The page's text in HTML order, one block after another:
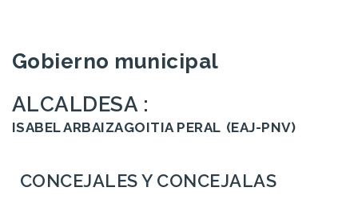
Gobierno municipal
ALCALDESA :
ISABEL ARBAIZAGOITIA PERAL (EAJ-PNV)
CONCEJALES Y CONCEJALAS